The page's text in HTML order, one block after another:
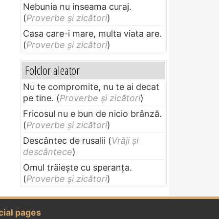
Nebunia nu inseama curaj.
(Proverbe și zicători)
Casa care-i mare, multa viata are.
(Proverbe și zicători)
Folclor aleator
Nu te compromite, nu te ai decat
pe tine. (Proverbe și zicători)
Fricosul nu e bun de nicio brânză.
(Proverbe și zicători)
Descântec de rusalii (Vrăji și
descântece)
Omul trăieşte cu speranţa.
(Proverbe și zicători)
pages